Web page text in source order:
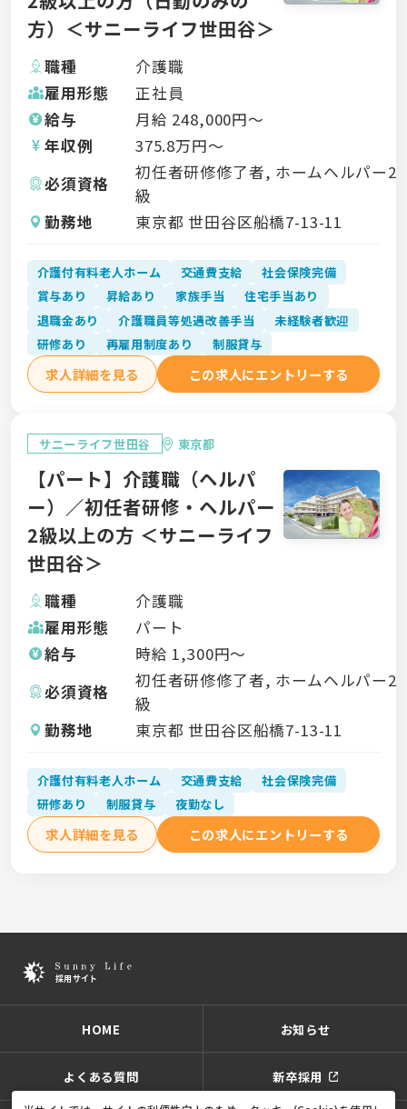
方）＜サニーライフ世田谷＞
職種
介護職
雇用形態
正社員
給与
月給 248,000円〜
年収例
375.8万円〜
必須資格
初任者研修修了者, ホームヘルパー2
級
勤務地
東京都 世田谷区船橋7-13-11
介護付有料老人ホーム 交通費支給
社会保険完備
賞与あり
昇給あり 家族手当
住宅手当あり
退職金あり
介護職員等処遇改善手当
未経験者歓迎
研修あり
再雇用制度あり 制服貸与
求人詳細を見る この求人にエントリーする
サニーライフ世田谷 東京都
【パート】介護職（ヘルパ
ー）／初任者研修・ヘルパー
2級以上の方 ＜サニーライフ
世田谷＞
職種
介護職
雇用形態
パート
給与
時給 1,300円〜
必須資格
初任者研修修了者, ホームヘルパー2
級
勤務地
東京都 世田谷区船橋7-13-11
介護付有料老人ホーム 交通費支給
社会保険完備
研修あり
制服貸与 夜勤なし
求人詳細を見る この求人にエントリーする
HOME お知らせ
よくある質問 新卒採用